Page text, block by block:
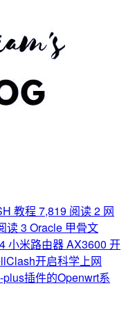
教程 7,819 阅读2 网
读3 Oracle 甲骨文
4小米路由器 AX3600 开
开启科学上网
插件的Openwrt系